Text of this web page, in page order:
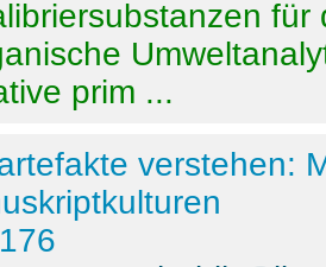
prim ...
verstehen: